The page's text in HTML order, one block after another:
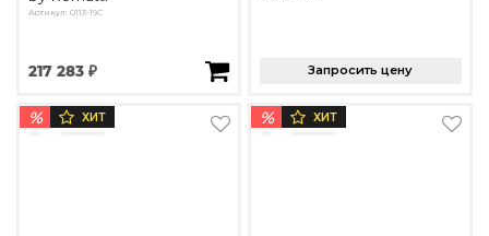
Артикул: 0113-19C
217 283 ₽ Запросить цену
% ХИТ % ХИТ